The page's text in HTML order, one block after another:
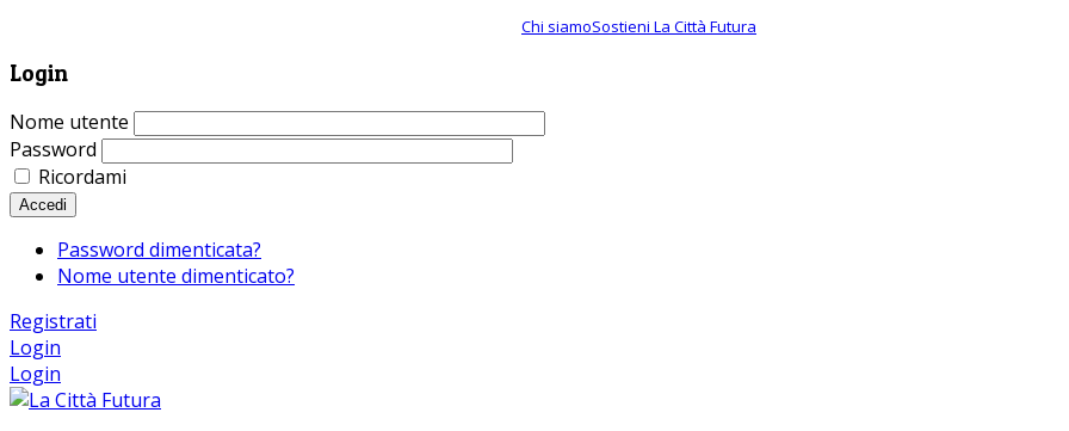
Chi siamoSostieni La Città Futura
Login
Nome utente
Password
Ricordami
Accedi
Password dimenticata?
Nome utente dimenticato?
Registrati
Login
Login